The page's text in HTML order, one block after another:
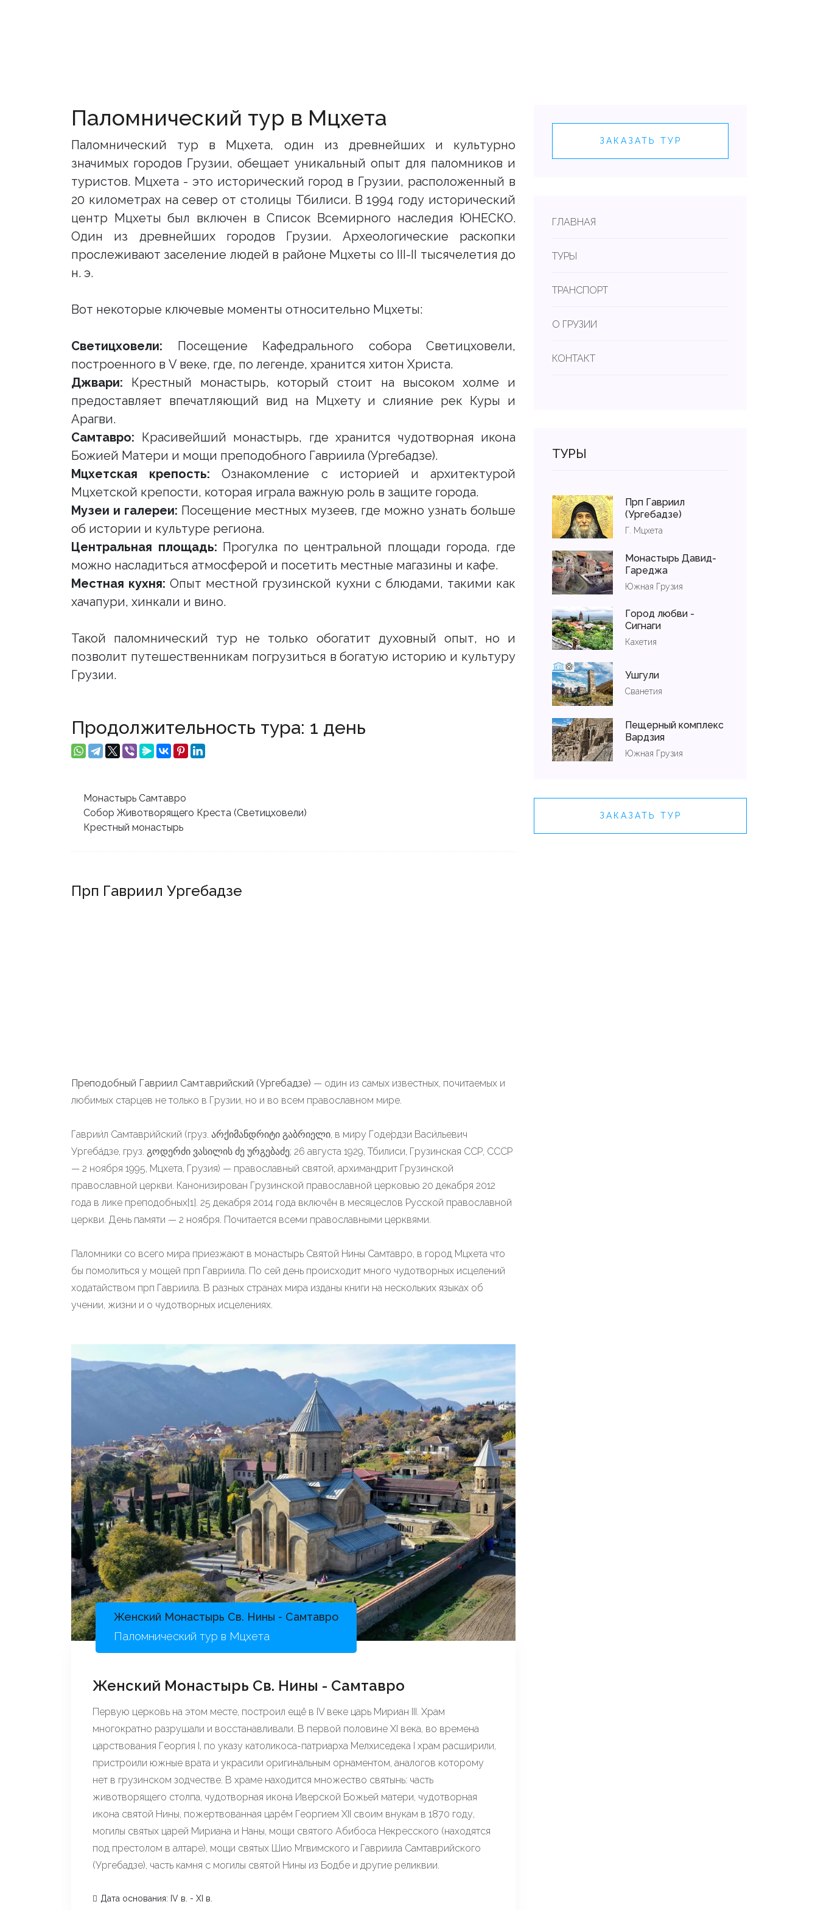
Паломнический тур в Мцхета
Паломнический тур в Мцхета, один из древнейших и культурно
значимых городов Грузии, обещает уникальный опыт для паломников и
туристов. Мцхета - это исторический город в Грузии, расположенный в
20 километрах на север от столицы Тбилиси. В 1994 году исторический
центр Мцхеты был включен в Список Всемирного наследия ЮНЕСКО.
Один из древнейших городов Грузии. Археологические раскопки
прослеживают заселение людей в районе Мцхеты со III-II тысячелетия до
н. э.
Вот некоторые ключевые моменты относительно Мцхеты:
Светицховели: Посещение Кафедрального собора Светицховели,
построенного в V веке, где, по легенде, хранится хитон Христа.
Джвари: Крестный монастырь, который стоит на высоком холме и
предоставляет впечатляющий вид на Мцхету и слияние рек Куры и
Арагви.
Самтавро: Красивейший монастырь, где хранится чудотворная икона
Божией Матери и мощи преподобного Гавриила (Ургебадзе).
Мцхетская крепость: Ознакомление с историей и архитектурой
Мцхетской крепости, которая играла важную роль в защите города.
Музеи и галереи: Посещение местных музеев, где можно узнать больше
об истории и культуре региона.
Центральная площадь: Прогулка по центральной площади города, где
можно насладиться атмосферой и посетить местные магазины и кафе.
Местная кухня: Опыт местной грузинской кухни с блюдами, такими как
хачапури, хинкали и вино.
Такой паломнический тур не только обогатит духовный опыт, но и
позволит путешественникам погрузиться в богатую историю и культуру
Грузии.
Продолжительность тура: 1 день
Монастырь Самтавро
Собор Животворящего Креста (Светицховели)
Крестный монастырь
Прп Гавриил Ургебадзе
Преподобный Гавриил Самтаврийский (Ургебадзе) — один из самых известных, почитаемых и
любимых старцев не только в Грузии, но и во всем православном мире.
Гаврии́л Самтаври́йский (груз. არქიმანდრიტი გაბრიელი, в миру Годе́рдзи Васи́льевич
Ургеба́дзе, груз. გოდერძი ვასილის ძე ურგებაძე; 26 августа 1929, Тбилиси, Грузинская ССР, СССР
— 2 ноября 1995, Мцхета, Грузия) — православный святой, архимандрит Грузинской
православной церкви. Канонизирован Грузинской православной церковью 20 декабря 2012
года в лике преподобных[1]. 25 декабря 2014 года включён в месяцеслов Русской православной
церкви. День памяти — 2 ноября. Почитается всеми православными церквями.
Паломники со всего мира приезжают в монастырь Святой Нины Самтавро, в город Мцхета что
бы помолиться у мощей прп Гавриила. По сей день происходит много чудотворных исцелений
ходатайством прп Гавриила. В разных странах мира изданы книги на нескольких языках об
учении, жизни и о чудотворных исцелениях.
Женский Монастырь Св. Нины - Самтавро
Паломнический тур в Мцхета
Женский Монастырь Св. Нины - Самтавро
Первую церковь на этом месте, построил ещё в IV веке царь Мириан III. Храм
многократно разрушали и восстанавливали. В первой половине XI века, во времена
царствования Георгия I, по указу католикоса-патриарха Мелхиседека I храм расширили,
пристроили южные врата и украсили оригинальным орнаментом, аналогов которому
нет в грузинском зодчестве. В храме находится множество святынь: часть
животворящего столпа, чудотворная икона Иверской Божьей матери, чудотворная
икона святой Нины, пожертвованная царём Георгием XII своим внукам в 1870 году,
могилы святых царей Мириана и Наны, мощи святого Абибоса Некресского (находятся
под престолом в алтаре), мощи святых Шио Мгвимского и Гавриила Самтаврийского
(Ургебадзе), часть камня с могилы святой Нины из Бодбе и другие реликвии.
Дата основания: IV в. - XI в.
ЗАКАЗАТЬ ТУР
ГЛАВНАЯ
ТУРЫ
ТРАНСПОРТ
О ГРУЗИИ
КОНТАКТ
ТУРЫ
Прп Гавриил
(Ургебадзе)
Г. Мцхета
Монастырь Давид-
Гареджа
Южная Грузия
Город любви -
Сигнаги
Кахетия
Ушгули
Сванетия
Пещерный комплекс
Вардзия
Южная Грузия
ЗАКАЗАТЬ ТУР